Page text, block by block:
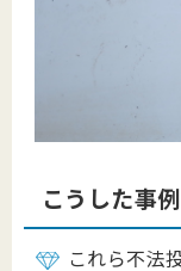
こうした事
これら不法